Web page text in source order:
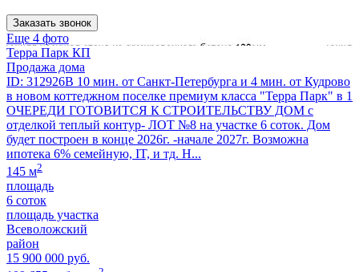
Заказать звонок
Еще 4 фото
Терра Парк КП
Продажа дома
ID: 312926В 10 мин. от Санкт-Петербурга и 4 мин. от Кудрово
в новом коттеджном поселке премиум класса "Терра Парк" в 1
ОЧЕРЕДИ ГОТОВИТСЯ К СТРОИТЕЛЬСТВУ ДОМ с
отделкой теплый контур- ЛОТ №8 на участке 6 соток. Дом
будет построен в конце 2026г. -начале 2027г. Возможна
ипотека 6% семейную, IT, и тд. Н...
145 м2
площадь
6 соток
площадь участка
Всеволожский
район
15 900 000 руб.